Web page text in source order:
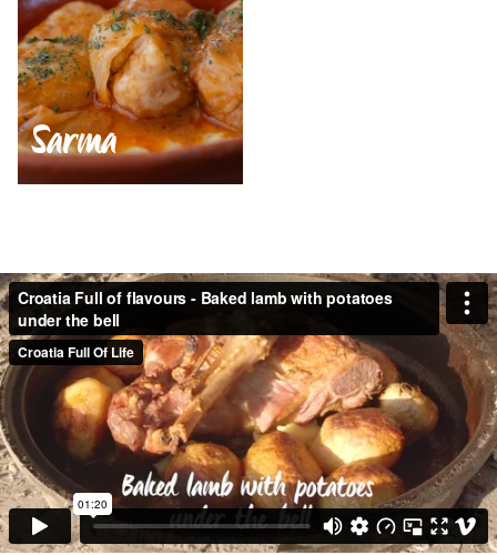
Sarma